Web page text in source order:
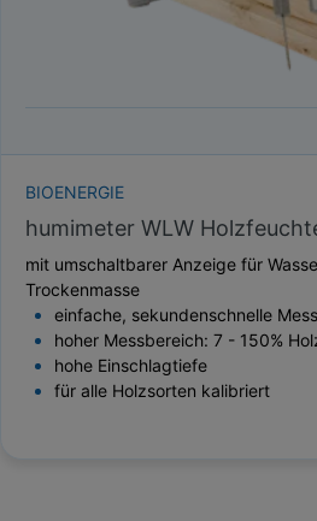
BIOENERGIE
humimeter WLW
mit umschaltbarer Anzeige für
Trockenmasse
einfache, sekundenschnelle
hoher Messbereich: 7 - 150%
hohe Einschlagtiefe
für alle Holzsorten kalibriert